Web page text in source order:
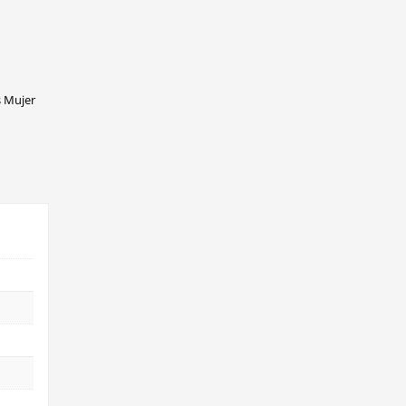
Mujer